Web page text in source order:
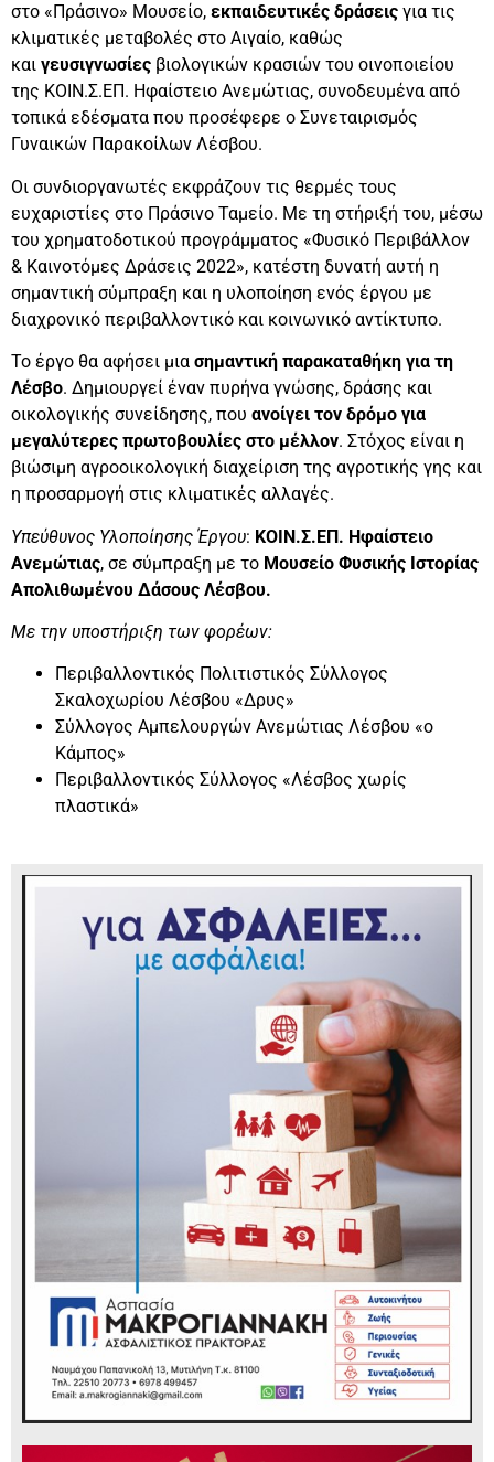
στο «Πράσινο» Μουσείο, εκπαιδευτικές δράσεις για τις
κλιματικές μεταβολές στο Αιγαίο, καθώς
και γευσιγνωσίες βιολογικών κρασιών του οινοποιείου
της ΚΟΙΝ.Σ.ΕΠ. Ηφαίστειο Ανεμώτιας, συνοδευμένα από
τοπικά εδέσματα που προσέφερε ο Συνεταιρισμός
Γυναικών Παρακοίλων Λέσβου.
Οι συνδιοργανωτές εκφράζουν τις θερμές τους
ευχαριστίες στο Πράσινο Ταμείο. Με τη στήριξή του, μέσω
του χρηματοδοτικού προγράμματος «Φυσικό Περιβάλλον
& Καινοτόμες Δράσεις 2022», κατέστη δυνατή αυτή η
σημαντική σύμπραξη και η υλοποίηση ενός έργου με
διαχρονικό περιβαλλοντικό και κοινωνικό αντίκτυπο.
Το έργο θα αφήσει μια σημαντική παρακαταθήκη για τη
Λέσβο. Δημιουργεί έναν πυρήνα γνώσης, δράσης και
οικολογικής συνείδησης, που ανοίγει τον δρόμο για
μεγαλύτερες πρωτοβουλίες στο μέλλον. Στόχος είναι η
βιώσιμη αγροοικολογική διαχείριση της αγροτικής γης και
η προσαρμογή στις κλιματικές αλλαγές.
Υπεύθυνος Υλοποίησης Έργου: ΚΟΙΝ.Σ.ΕΠ. Ηφαίστειο
Ανεμώτιας, σε σύμπραξη με το Μουσείο Φυσικής Ιστορίας
Απολιθωμένου Δάσους Λέσβου.
Με την υποστήριξη των φορέων:
Περιβαλλοντικός Πολιτιστικός Σύλλογος
Σκαλοχωρίου Λέσβου «Δρυς»
Σύλλογος Αμπελουργών Ανεμώτιας Λέσβου «ο
Κάμπος»
Περιβαλλοντικός Σύλλογος «Λέσβος χωρίς
πλαστικά»